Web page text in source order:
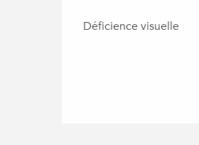
Déficience visuelle